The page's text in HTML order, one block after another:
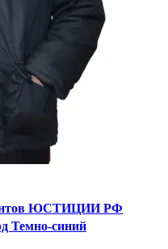
ЮСТИЦИИ РФ
Темно-синий